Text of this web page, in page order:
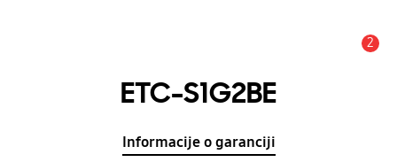
2
ETC-S1G2BE
Informacije o garanciji